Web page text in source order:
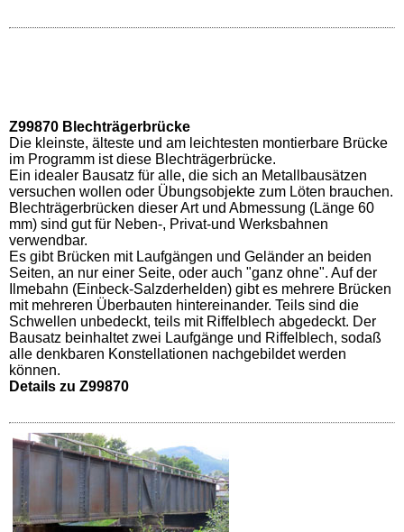
Z99870 Blechträgerbrücke
Die kleinste, älteste und am leichtesten montierbare Brücke
im Programm ist diese Blechträgerbrücke.
Ein idealer Bausatz für alle, die sich an Metallbausätzen
versuchen wollen oder Übungsobjekte zum Löten brauchen.
Blechträgerbrücken dieser Art und Abmessung (Länge 60
mm) sind gut für Neben-, Privat-und Werksbahnen
verwendbar.
Es gibt Brücken mit Laufgängen und Geländer an beiden
Seiten, an nur einer Seite, oder auch "ganz ohne". Auf der
Ilmebahn (Einbeck-Salzderhelden) gibt es mehrere Brücken
mit mehreren Überbauten hintereinander. Teils sind die
Schwellen unbedeckt, teils mit Riffelblech abgedeckt. Der
Bausatz beinhaltet zwei Laufgänge und Riffelblech, sodaß
alle denkbaren Konstellationen nachgebildet werden
können.
Details zu Z99870